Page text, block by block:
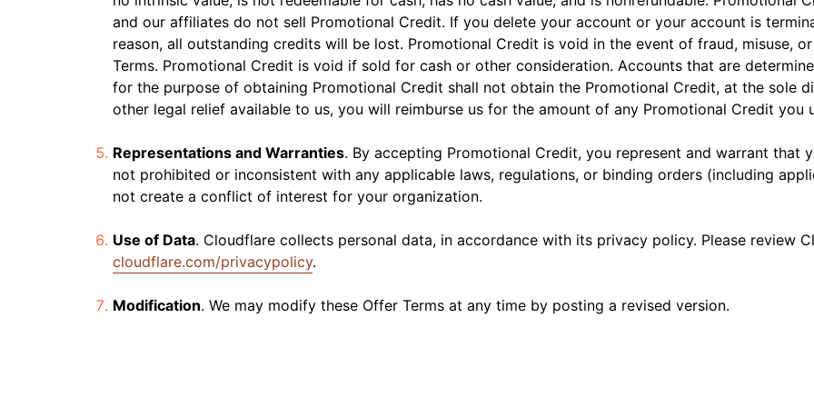
and our affiliates do not sell Promotional Credit. If you delete your account or your account is
reason, all outstanding credits will be lost. Promotional Credit is void in the event of fraud, misuse,
Terms. Promotional Credit is void if sold for cash or other consideration. Accounts that are
for the purpose of obtaining Promotional Credit shall not obtain the Promotional Credit, at the sole
other legal relief available to us, you will reimburse us for the amount of any Promotional Credit you
Representations and Warranties. By accepting Promotional Credit, you represent and warrant that
not prohibited or inconsistent with any applicable laws, regulations, or binding orders (including
not create a conflict of interest for your organization.
Use of Data. Cloudflare collects personal data, in accordance with its privacy policy. Please review
cloudflare.com/privacypolicy.
Modification. We may modify these Offer Terms at any time by posting a revised version.